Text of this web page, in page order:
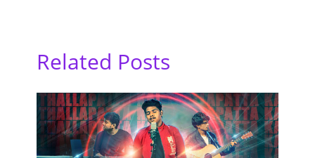
Related Posts